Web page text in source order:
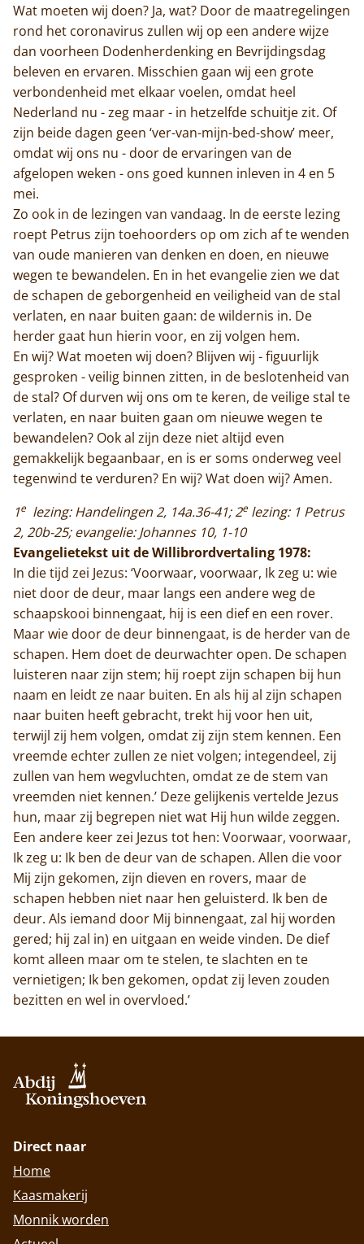
Wat moeten wij doen? Ja, wat? Door de maatregelingen
rond het coronavirus zullen wij op een andere wijze
dan voorheen Dodenherdenking en Bevrijdingsdag
beleven en ervaren. Misschien gaan wij een grote
verbondenheid met elkaar voelen, omdat heel
Nederland nu - zeg maar - in hetzelfde schuitje zit. Of
zijn beide dagen geen ‘ver-van-mijn-bed-show’ meer,
omdat wij ons nu - door de ervaringen van de
afgelopen weken - ons goed kunnen inleven in 4 en 5
mei.
Zo ook in de lezingen van vandaag. In de eerste lezing
roept Petrus zijn toehoorders op om zich af te wenden
van oude manieren van denken en doen, en nieuwe
wegen te bewandelen. En in het evangelie zien we dat
de schapen de geborgenheid en veiligheid van de stal
verlaten, en naar buiten gaan: de wildernis in. De
herder gaat hun hierin voor, en zij volgen hem.
En wij? Wat moeten wij doen? Blijven wij - figuurlijk
gesproken - veilig binnen zitten, in de beslotenheid van
de stal? Of durven wij ons om te keren, de veilige stal te
verlaten, en naar buiten gaan om nieuwe wegen te
bewandelen? Ook al zijn deze niet altijd even
gemakkelijk begaanbaar, en is er soms onderweg veel
tegenwind te verduren? En wij? Wat doen wij? Amen.
1elezing: Handelingen 2, 14a.36-41; 2elezing: 1 Petrus
2, 20b-25; evangelie: Johannes 10, 1-10
Evangelietekst uit de Willibrordvertaling 1978:
In die tijd zei Jezus: ‘Voorwaar, voorwaar, Ik zeg u: wie
niet door de deur, maar langs een andere weg de
schaapskooi binnengaat, hij is een dief en een rover.
Maar wie door de deur binnengaat, is de herder van de
schapen. Hem doet de deurwachter open. De schapen
luisteren naar zijn stem; hij roept zijn schapen bij hun
naam en leidt ze naar buiten. En als hij al zijn schapen
naar buiten heeft gebracht, trekt hij voor hen uit,
terwijl zij hem volgen, omdat zij zijn stem kennen. Een
vreemde echter zullen ze niet volgen; integendeel, zij
zullen van hem wegvluchten, omdat ze de stem van
vreemden niet kennen.’ Deze gelijkenis vertelde Jezus
hun, maar zij begrepen niet wat Hij hun wilde zeggen.
Een andere keer zei Jezus tot hen: Voorwaar, voorwaar,
Ik zeg u: Ik ben de deur van de schapen. Allen die voor
Mij zijn gekomen, zijn dieven en rovers, maar de
schapen hebben niet naar hen geluisterd. Ik ben de
deur. Als iemand door Mij binnengaat, zal hij worden
gered; hij zal in) en uitgaan en weide vinden. De dief
komt alleen maar om te stelen, te slachten en te
vernietigen; Ik ben gekomen, opdat zij leven zouden
bezitten en wel in overvloed.’
Direct naar
Home
Kaasmakerij
Monnik worden